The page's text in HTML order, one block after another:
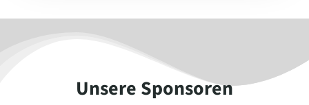
Unsere Sponsoren